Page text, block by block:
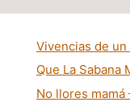
Vivencias de
Que La Sabana
No llores mamá